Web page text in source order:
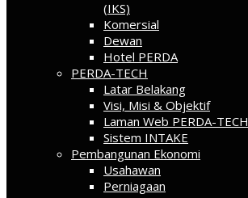
(IKS)
Komersial
Dewan
Hotel PERDA
PERDA-TECH
Latar Belakang
Visi, Misi & Objektif
Laman Web PERDA-TECH
Sistem INTAKE
Pembangunan Ekonomi
Usahawan
Perniagaan